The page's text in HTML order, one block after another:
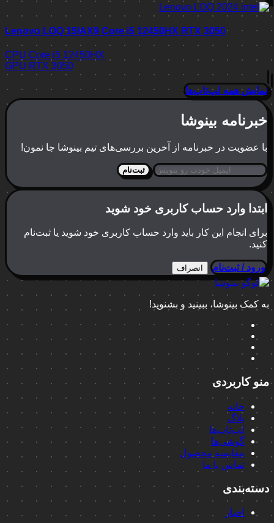
Lenovo LOQ 15IAX9 Core i5 12450HX RTX 3050
CPU Core i5 12450HX
GPU RTX 3050
نمایش همه لپ‌تاپ‌ها
خبرنامه بینوشا
با عضویت در خبرنامه از آخرین بررسی‌های تیم بینوشا جا نمون!
ثبت‌نام
ابتدا وارد حساب کاربری خود شوید
برای انجام این کار باید وارد حساب کاربری خود شوید یا ثبت‌نام
کنید.
ورود / ثبت‌نام انصراف
به کمک بینوشا، ببینید و بشنوید!
منو کاربردی
خانه
بلاگ
لپ‌تاپ‌ها
گوشی‌ها
مقایسه محصول
تماس با ما
دسته‌بندی
اخبار